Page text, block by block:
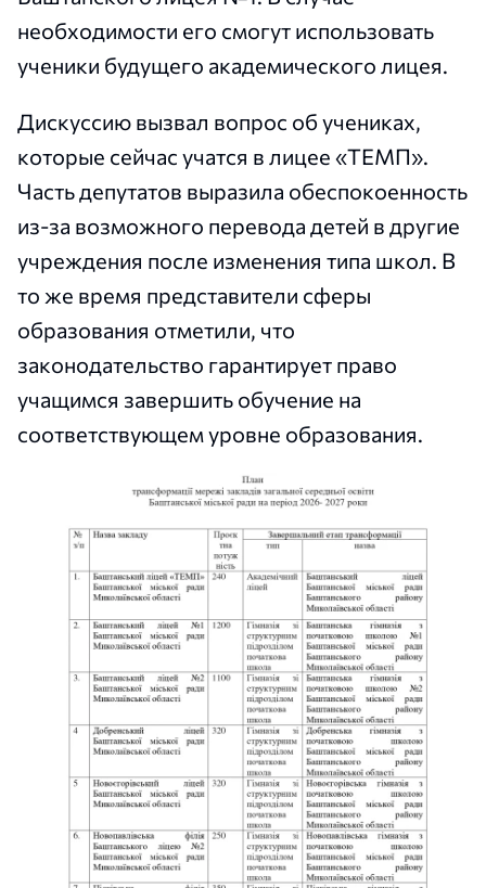
необходимости его смогут использовать
ученики будущего академического лицея.
Дискуссию вызвал вопрос об учениках,
которые сейчас учатся в лицее «ТЕМП».
Часть депутатов выразила обеспокоенность
из-за возможного перевода детей в другие
учреждения после изменения типа школ. В
то же время представители сферы
образования отметили, что
законодательство гарантирует право
учащимся завершить обучение на
соответствующем уровне образования.